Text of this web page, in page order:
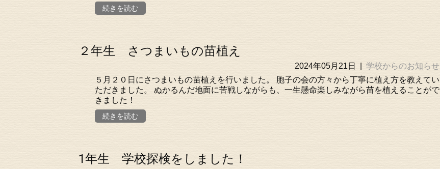
続きを読む
２年生 さつまいもの苗植え
2024年05月21日
学校からのお知らせ
５月２０日にさつまいもの苗植えを行いました。 胞子の会の方々から丁寧に植え方を教えてい
ただきました。 ぬかるんだ地面に苦戦しながらも、一生懸命楽しみながら苗を植えることがで
きました！
続きを読む
1年生 学校探検をしました！